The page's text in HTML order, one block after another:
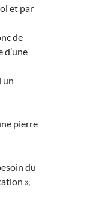
et par
de
d’une
un
pierre
du
»,